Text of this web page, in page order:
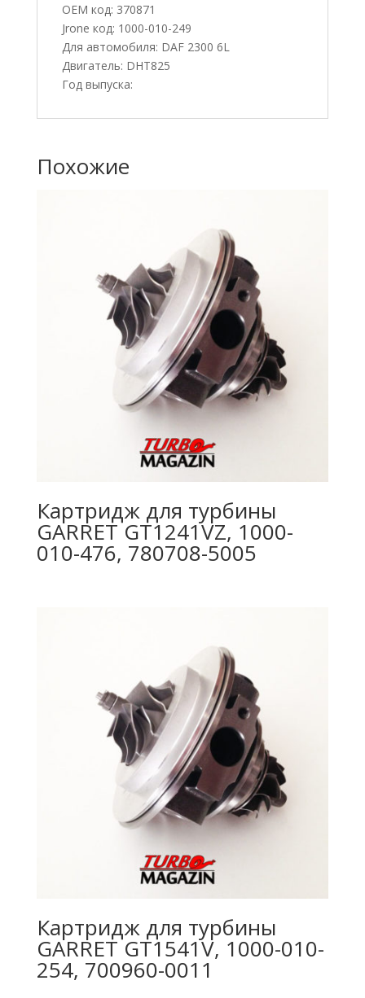
OEM код: 370871
Jrone код: 1000-010-249
Для автомобиля: DAF 2300 6L
Двигатель: DHT825
Год выпуска:
Похожие
Картридж для турбины
GARRET GT1241VZ, 1000-
010-476, 780708-5005
Картридж для турбины
GARRET GT1541V, 1000-010-
254, 700960-0011